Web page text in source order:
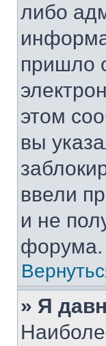
либо
пришло
этом
вы
ввели
и не
форума.
» Я